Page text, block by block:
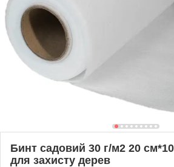
Бинт садовий 30 г/м2 20
для захисту дерев